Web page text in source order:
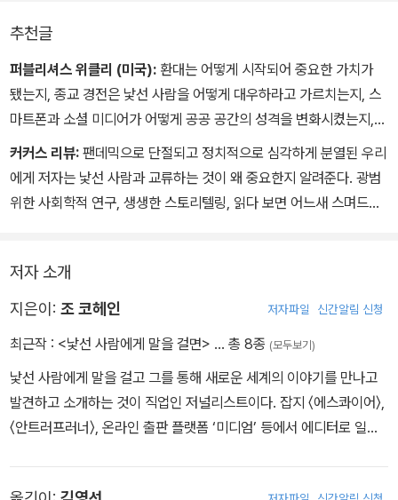
추천글
퍼블리셔스 위클리 (미국): 환대는 어떻게 시작되어 중요한 가치가
됐는지, 종교 경전은 낯선 사람을 어떻게 대우하라고 가르치는지, 스
마트폰과 소셜 미디어가 어떻게 공공 공간의 성격을 변화시켰는지,
더 나아가 ‘낯선 사람은 위험하다’라는 현대의 믿음은 어디서 비롯됐
는지 탐구하는 책. 심리학, 사회학, 생물학 등 여러 분야의 연구 성과
를 쉽고 명료하게 설명한다. 이와 동시에 낯선 사람과 이야기를 시작
커커스 리뷰: 팬데믹으로 단절되고 정치적으로 심각하게 분열된 우리
에게 저자는 낯선 사람과 교류하는 것이 왜 중요한지 알려준다. 광범
위한 사회학적 연구, 생생한 스토리텔링, 읽다 보면 어느새 스며드는
저자 소개
지은이: 조 코헤인 저자파일 신간알림 신청
최근작 : <낯선 사람에게 말을 걸면> … 총 8종 (모두보기)
낯선 사람에게 말을 걸고 그를 통해 새로운 세계의 이야기를 만나고
발견하고 소개하는 것이 직업인 저널리스트이다. 잡지 〈에스콰이어〉,
〈안트러프러너〉, 온라인 출판 플랫폼 ‘미디엄’ 등에서 에디터로 일했